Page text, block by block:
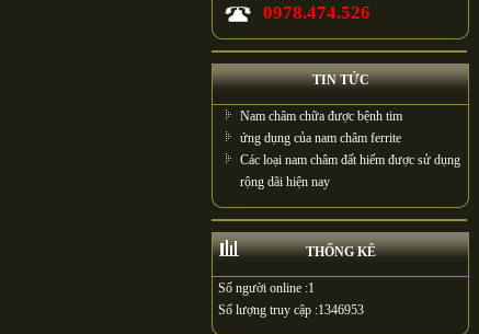
0978.474.526
TIN TỨC
Nam châm chữa được bệnh tim
ứng dụng của nam châm ferrite
Các loại nam châm đất hiếm được sử dụng
rộng dãi hiện nay
THỐNG KÊ
Số người online :1
Số lượng truy cập :1346953